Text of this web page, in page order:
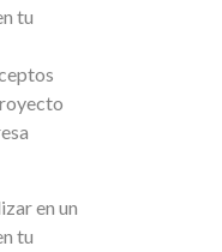
tu
en un
tu